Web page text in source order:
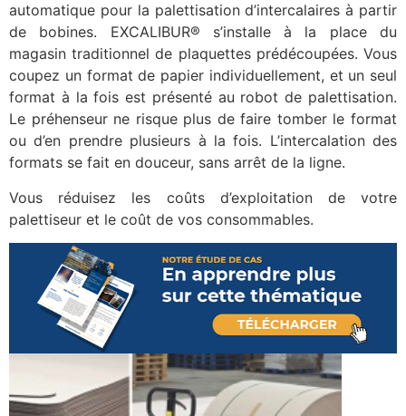
automatique pour la palettisation d’intercalaires à partir
de bobines. EXCALIBUR® s’installe à la place du
magasin traditionnel de plaquettes prédécoupées. Vous
coupez un format de papier individuellement, et un seul
format à la fois est présenté au robot de palettisation.
Le préhenseur ne risque plus de faire tomber le format
ou d’en prendre plusieurs à la fois. L’intercalation des
formats se fait en douceur, sans arrêt de la ligne.
Vous réduisez les coûts d’exploitation de votre
palettiseur et le coût de vos consommables.